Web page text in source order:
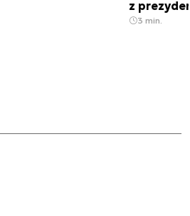
z
3 min.